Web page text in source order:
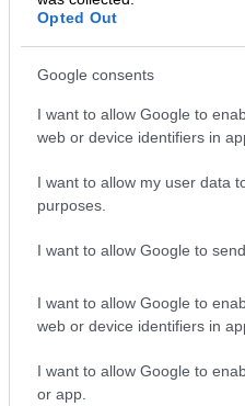
Opted Out
Google consents
I want to allow Google to
web or device identifiers in
I want to allow my user data
purposes.
I want to allow Google to
I want to allow Google to
web or device identifiers in
I want to allow Google to
or app.
νέο
στην
Τα
την
Τηλεόραση
ΑΝΤ1:
τη νέα